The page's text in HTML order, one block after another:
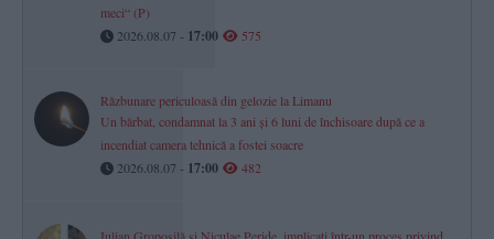
meci“ (P)
2026.08.07 - 17:00 575
Răzbunare periculoasă din gelozie la Limanu
Un bărbat, condamnat la 3 ani și 6 luni de închisoare după ce a
incendiat camera tehnică a fostei soacre
2026.08.07 - 17:00 482